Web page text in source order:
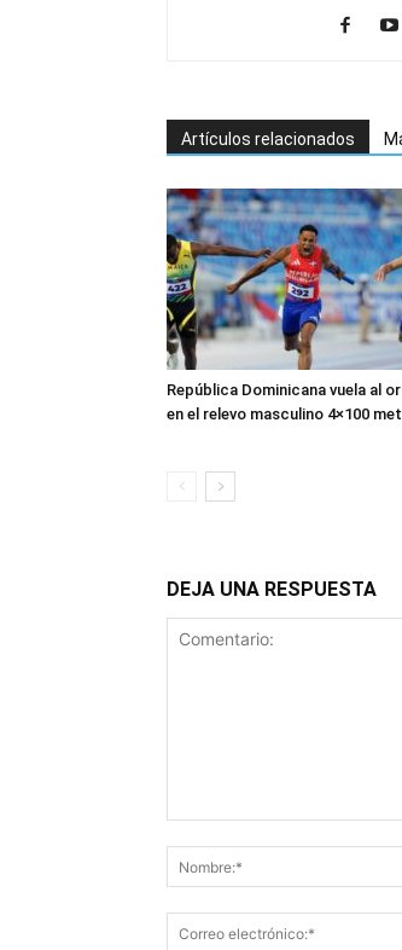
Artículos relacionados
República Dominicana vuela al
en el relevo masculino 4×100
DEJA UNA RESPUESTA